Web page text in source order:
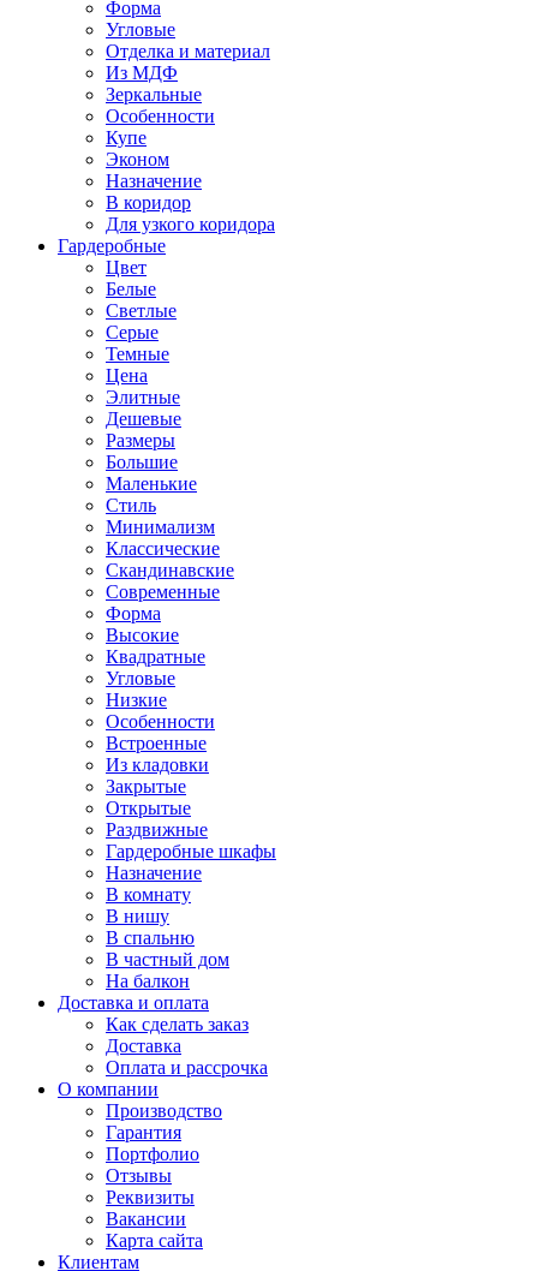
Форма
Угловые
Отделка и материал
Из МДФ
Зеркальные
Особенности
Купе
Эконом
Назначение
В коридор
Для узкого коридора
Гардеробные
Цвет
Белые
Светлые
Серые
Темные
Цена
Элитные
Дешевые
Размеры
Большие
Маленькие
Стиль
Минимализм
Классические
Скандинавские
Современные
Форма
Высокие
Квадратные
Угловые
Низкие
Особенности
Встроенные
Из кладовки
Закрытые
Открытые
Раздвижные
Гардеробные шкафы
Назначение
В комнату
В нишу
В спальню
В частный дом
На балкон
Доставка и оплата
Как сделать заказ
Доставка
Оплата и рассрочка
О компании
Производство
Гарантия
Портфолио
Отзывы
Реквизиты
Вакансии
Карта сайта
Клиентам